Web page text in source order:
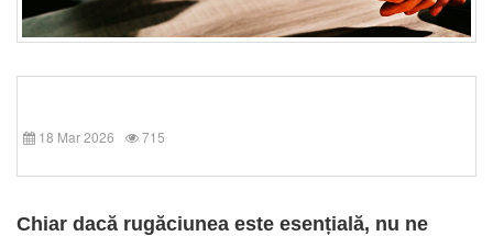
18 Mar 2026 715
Chiar dacă rugăciunea este esențială, nu ne